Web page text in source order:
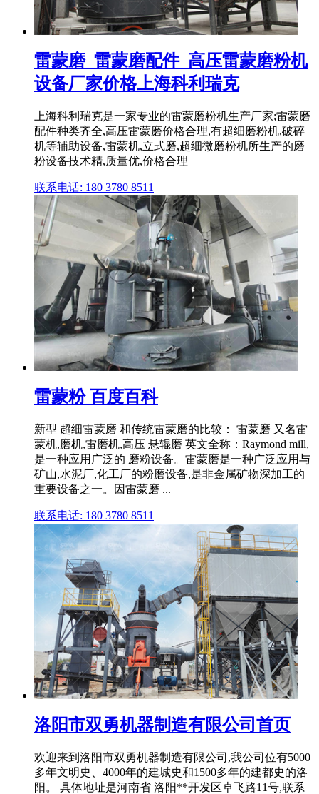
雷蒙磨_雷蒙磨配件_高压雷蒙磨粉机
设备厂家价格上海科利瑞克
上海科利瑞克是一家专业的雷蒙磨粉机生产厂家;雷蒙磨
配件种类齐全,高压雷蒙磨价格合理,有超细磨粉机,破碎
机等辅助设备,雷蒙机,立式磨,超细微磨粉机所生产的磨
粉设备技术精,质量优,价格合理
联系电话: 180 3780 8511
雷蒙粉 百度百科
新型 超细雷蒙磨 和传统雷蒙磨的比较： 雷蒙磨 又名雷
蒙机,磨机,雷磨机,高压 悬辊磨 英文全称：Raymond mill,
是一种应用广泛的 磨粉设备。雷蒙磨是一种广泛应用与
矿山,水泥厂,化工厂的粉磨设备,是非金属矿物深加工的
重要设备之一。因雷蒙磨 ...
联系电话: 180 3780 8511
洛阳市双勇机器制造有限公司首页
欢迎来到洛阳市双勇机器制造有限公司,我公司位有5000
多年文明史、4000年的建城史和1500多年的建都史的洛
阳。 具体地址是河南省 洛阳**开发区卓飞路11号,联系